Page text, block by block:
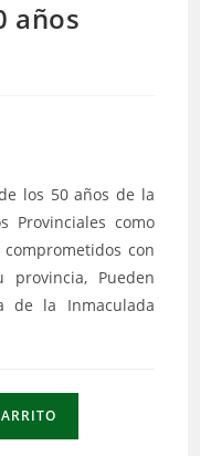
años
los 50 años de la
Provinciales como
con
Pueden
la Inmaculada